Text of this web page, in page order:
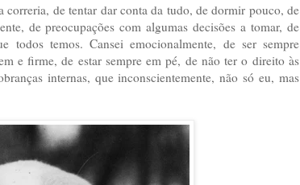
correria, de tentar dar conta da tudo, de dormir pouco, de
de preocupações com algumas decisões a tomar, de
todos temos. Cansei emocionalmente, de ser sempre
e firme, de estar sempre em pé, de não ter o direito às
internas, que inconscientemente, não só eu, mas